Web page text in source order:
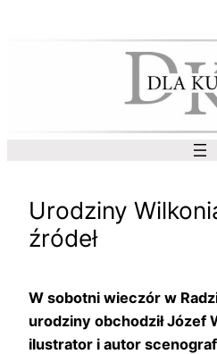
Urodziny
źródeł
W sobotni wieczór w
urodziny obchodził Józef
ilustrator i autor